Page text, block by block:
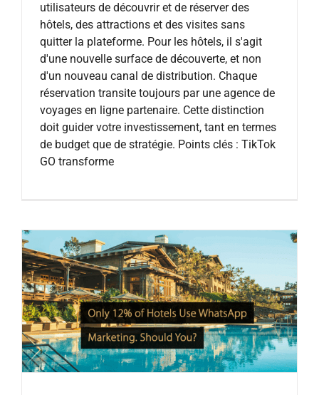
utilisateurs de découvrir et de réserver des
hôtels, des attractions et des visites sans
quitter la plateforme. Pour les hôtels, il s'agit
d'une nouvelle surface de découverte, et non
d'un nouveau canal de distribution. Chaque
réservation transite toujours par une agence de
voyages en ligne partenaire. Cette distinction
doit guider votre investissement, tant en termes
de budget que de stratégie. Points clés : TikTok
GO transforme